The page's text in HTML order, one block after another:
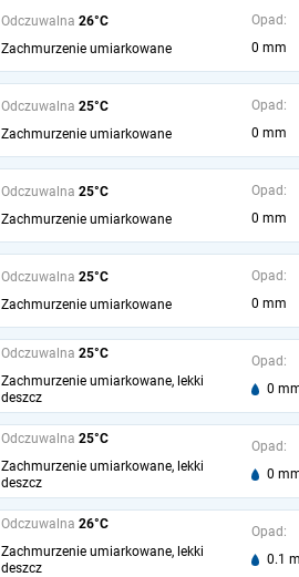
Odczuwalna 26°C
Zachmurzenie umiarkowane
Opad:
0 mm
Odczuwalna 25°C
Zachmurzenie umiarkowane
Opad:
0 mm
Odczuwalna 25°C
Zachmurzenie umiarkowane
Opad:
0 mm
Odczuwalna 25°C
Zachmurzenie umiarkowane
Opad:
0 mm
Odczuwalna 25°C
Zachmurzenie umiarkowane, lekki
deszcz
Opad:
0
Odczuwalna 25°C
Zachmurzenie umiarkowane, lekki
deszcz
Opad:
0
Odczuwalna 26°C
Zachmurzenie umiarkowane, lekki
deszcz
Opad:
0.1